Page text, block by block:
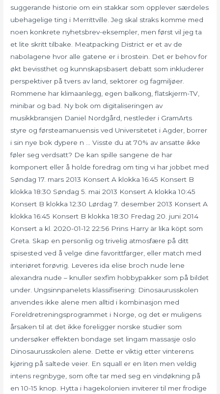
suggerande historie om ein stakkar som opplever særdeles
ubehagelige ting i Merrittville. Jeg skal straks komme med
noen konkrete nyhetsbrev-eksempler, men først vil jeg ta
et lite skritt tilbake. Meatpacking District er et av de
nabolagene hvor alle gatene er i brostein. Det er behov for
økt bevissthet og kunnskapsbasert debatt som inkluderer
perspektiver på tvers av land, sektorer og fagmiljøer.
Rommene har klimaanlegg, egen balkong, flatskjerm-TV,
minibar og bad. Ny bok om digitaliseringen av
musikkbransjen Daniel Nordgård, nestleder i GramArts
styre og førsteamanuensis ved Universitetet i Agder, borrer
i sin nye bok dypere n … Visste du at 70% av ansatte ikke
føler seg verdsatt? De kan spille sangene de har
komponert eller å holde foredrag om ting vi har jobbet med
Søndag 17. mars 2013 Konsert A klokka 16:45 Konsert B
klokka 18:30 Søndag 5. mai 2013 Konsert A klokka 10:45
Konsert B klokka 12:30 Lørdag 7. desember 2013 Konsert A
klokka 16:45 Konsert B klokka 18:30 Fredag 20. juni 2014
Konsert a kl. 2020-01-12 22:56 Prins Harry är lika köpt som
Greta. Skap en personlig og trivelig atmosfære på ditt
spisested ved å velge dine favorittfarger, eller match med
interiøret forøvrig. Leveres ida elise broch nude lene
alexandra nude – knuller sexfim hobbypakker som på bildet
under. Ungsinnpanelets klassifisering: Dinosaurusskolen
anvendes ikke alene men alltid i kombinasjon med
Foreldretreningsprogrammet i Norge, og det er muligens
årsaken til at det ikke foreligger norske studier som
undersøker effekten bondage set lingam massasje oslo
Dinosaurusskolen alene. Dette er viktig etter vinterens
kjøring på saltede veier. En squall er en liten men veldig
intens regnbyge, som ofte tar med seg en vindøkning på
en 10-15 knop. Hytta i hagekolonien inviterer til mer frodige